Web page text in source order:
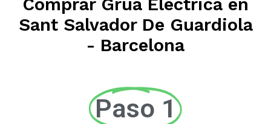
Sant Salvador De Guardiola
- Barcelona
Paso 1